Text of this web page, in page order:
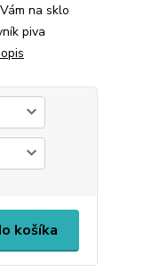
na sklo
piva
košíka